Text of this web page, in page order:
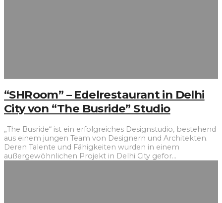
“SHRoom” – Edelrestaurant in Delhi
City von “The Busride” Studio
„The Busride“ ist ein erfolgreiches Designstudio, bestehend
aus einem jungen Team von Designern und Architekten.
Deren Talente und Fähigkeiten wurden in einem
außergewöhnlichen Projekt in Delhi City gefor...